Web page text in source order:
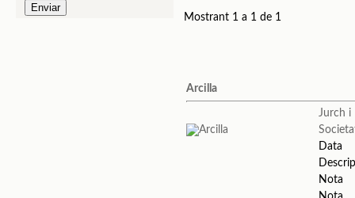
Mostrant 1 a 1 de 1
Arcilla
Jurch i
Data
Nota